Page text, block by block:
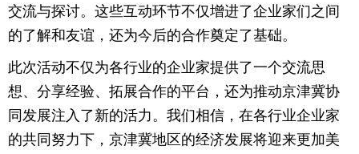
交流与探讨。这些互动环节不仅增进了企业家们之间
的了解和友谊，还为今后的合作奠定了基础。
此次活动不仅为各行业的企业家提供了一个交流思
想、分享经验、拓展合作的平台，还为推动京津冀协
同发展注入了新的活力。我们相信，在各行业企业家
的共同努力下，京津冀地区的经济发展将迎来更加美